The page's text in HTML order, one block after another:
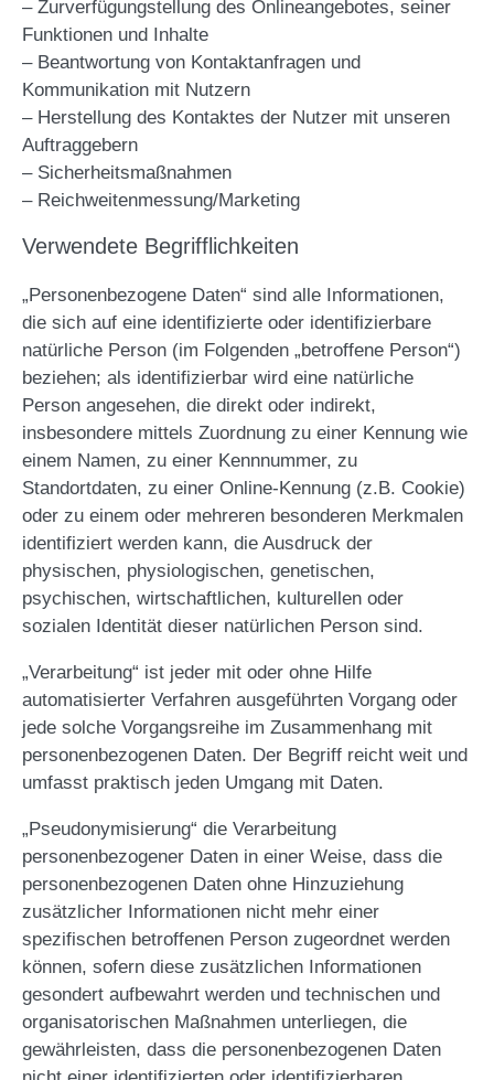
– Zurverfügungstellung des Onlineangebotes, seiner
Funktionen und Inhalte
– Beantwortung von Kontaktanfragen und
Kommunikation mit Nutzern
– Herstellung des Kontaktes der Nutzer mit unseren
Auftraggebern
– Sicherheitsmaßnahmen
– Reichweitenmessung/Marketing
Verwendete Begrifflichkeiten
„Personenbezogene Daten“ sind alle Informationen,
die sich auf eine identifizierte oder identifizierbare
natürliche Person (im Folgenden „betroffene Person“)
beziehen; als identifizierbar wird eine natürliche
Person angesehen, die direkt oder indirekt,
insbesondere mittels Zuordnung zu einer Kennung wie
einem Namen, zu einer Kennnummer, zu
Standortdaten, zu einer Online-Kennung (z.B. Cookie)
oder zu einem oder mehreren besonderen Merkmalen
identifiziert werden kann, die Ausdruck der
physischen, physiologischen, genetischen,
psychischen, wirtschaftlichen, kulturellen oder
sozialen Identität dieser natürlichen Person sind.
„Verarbeitung“ ist jeder mit oder ohne Hilfe
automatisierter Verfahren ausgeführten Vorgang oder
jede solche Vorgangsreihe im Zusammenhang mit
personenbezogenen Daten. Der Begriff reicht weit und
umfasst praktisch jeden Umgang mit Daten.
„Pseudonymisierung“ die Verarbeitung
personenbezogener Daten in einer Weise, dass die
personenbezogenen Daten ohne Hinzuziehung
zusätzlicher Informationen nicht mehr einer
spezifischen betroffenen Person zugeordnet werden
können, sofern diese zusätzlichen Informationen
gesondert aufbewahrt werden und technischen und
organisatorischen Maßnahmen unterliegen, die
gewährleisten, dass die personenbezogenen Daten